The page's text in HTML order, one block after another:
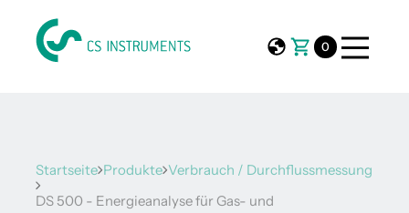
0
Startseite Produkte Verbrauch / Durchflussmessung
DS 500 - Energieanalyse für Gas- und